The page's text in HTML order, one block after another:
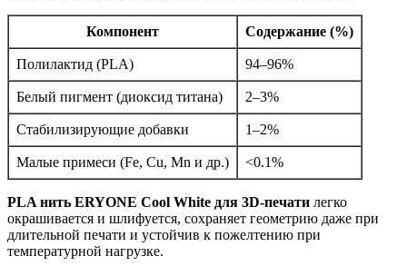
Компонент Содержание (%)
Полилактид (PLA) 94–96%
Белый пигмент (диоксид титана) 2–3%
Стабилизирующие добавки 1–2%
Малые примеси (Fe, Cu, Mn и др.) <0.1%
PLA нить ERYONE Cool White для 3D-печати легко
окрашивается и шлифуется, сохраняет геометрию даже при
длительной печати и устойчив к пожелтению при
температурной нагрузке.